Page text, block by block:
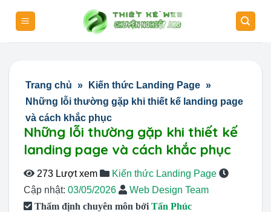
content
Trang chủ » Kiến thức Landing Page »
Những lỗi thường gặp khi thiết kế landing page
và cách khắc phục
Những lỗi thường gặp khi thiết kế
landing page và cách khắc phục
273 Lượt xem
Kiến thức Landing Page
Cập nhật: 03/05/2026 Web Design Team
Thẩm định chuyên môn bởi Tấn Phúc